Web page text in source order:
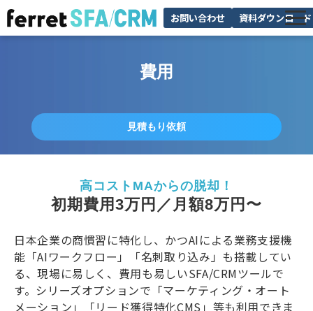
お問い合わせ 資料ダウンロード
料金
お役立ち情報
費用
見積もり依頼
高コストMAからの脱却！
初期費用3万円／月額8万円〜
日本企業の商慣習に特化し、かつAIによる業務支援機
能「AIワークフロー」「名刺取り込み」も搭載してい
る、現場に易しく、費用も易しいSFA/CRMツールで
す。シリーズオプションで「マーケティング・オート
メーション」「リード獲得特化CMS」等も利用できま